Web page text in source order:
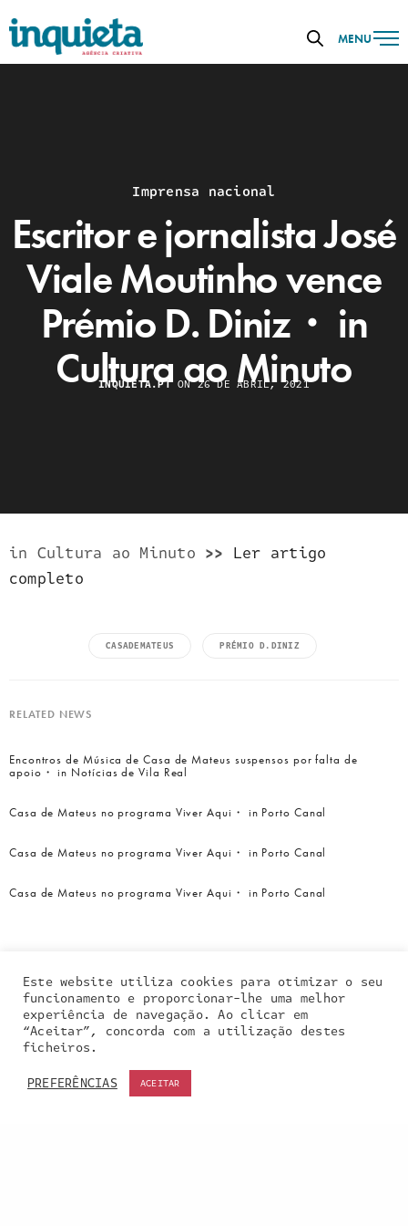
MENU
Imprensa nacional
Escritor e jornalista José
Viale Moutinho vence
Prémio D. Diniz・ in
Cultura ao Minuto
INQUIETA.PTON 26 DE ABRIL, 2021
in Cultura ao Minuto >> Ler artigo
completo
CASADEMATEUS PRÉMIO D.DINIZ
RELATED NEWS
Encontros de Música de Casa de Mateus suspensos por falta de
apoio・ in Notícias de Vila Real
Casa de Mateus no programa Viver Aqui・ in Porto Canal
Casa de Mateus no programa Viver Aqui・ in Porto Canal
Casa de Mateus no programa Viver Aqui・ in Porto Canal
Este website utiliza cookies para otimizar o seu
funcionamento e proporcionar-lhe uma melhor
experiência de navegação. Ao clicar em
“Aceitar”, concorda com a utilização destes
ficheiros.
PREFERÊNCIAS
ACEITAR
Our site uses cookies. Learn more about our use of
cookies:cookie policy
ACCEPT